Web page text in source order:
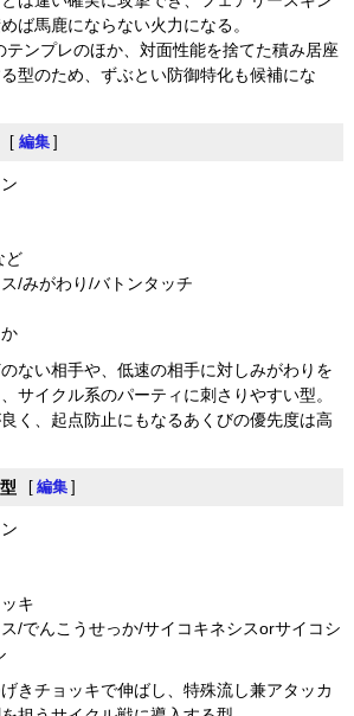
ば馬鹿にならない火力になる。
テンプレのほか、対面性能を捨てた積み居座
型のため、ずぶとい防御特化も候補にな
[ 編集 ]
ど
/みがわり/バトンタッチ
ない相手や、低速の相手に対しみがわりを
サイクル系のパーティに刺さりやすい型。
く、起点防止にもなるあくびの優先度は高
[ 編集 ]
キ
/でんこうせっか/サイコキネシスorサイコシ
きチョッキで伸ばし、特殊流し兼アタッカ